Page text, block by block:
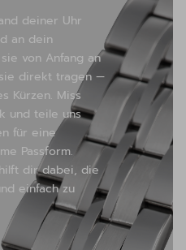
deiner Uhr
an dein
von Anfang an
direkt tragen —
Kürzen. Miss
und teile uns
für eine
Passform.
dir dabei, die
einfach zu